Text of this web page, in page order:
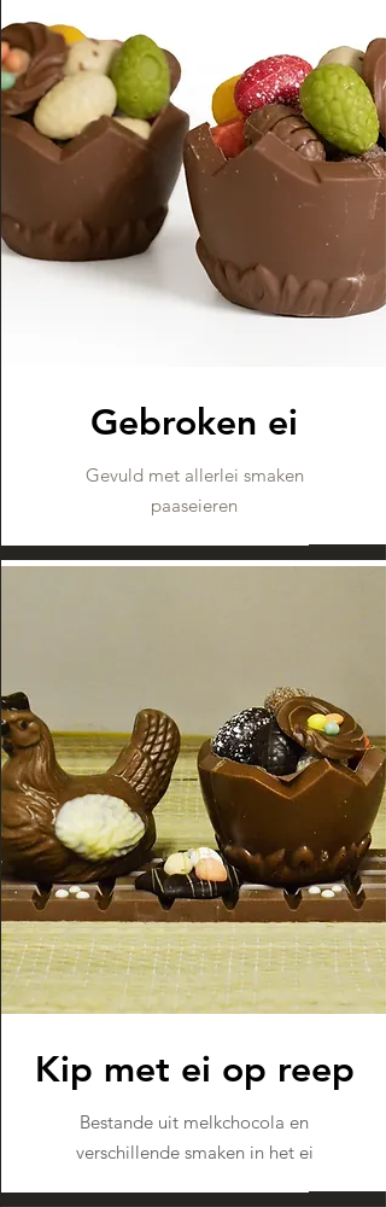
Gebroken ei
Gevuld met allerlei smaken
paaseieren
Kip met ei op reep
Bestande uit melkchocola en
verschillende smaken in het ei